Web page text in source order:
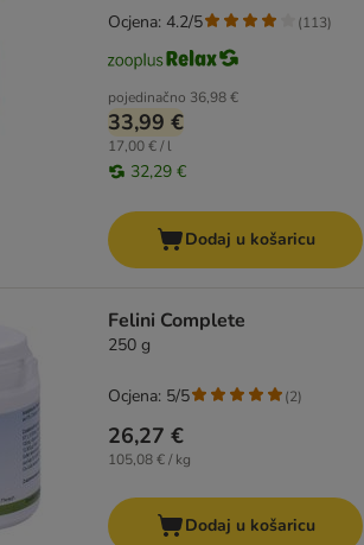
pojedinačno 36,98 €
33,99 €
17,00 € / l
32,29 €
Ocjena: 4.2/5 (113)
Dodaj u košaricu
Felini Complete
250 g
26,27 €
105,08 € / kg
Ocjena: 5/5 (2)
Dodaj u košaricu